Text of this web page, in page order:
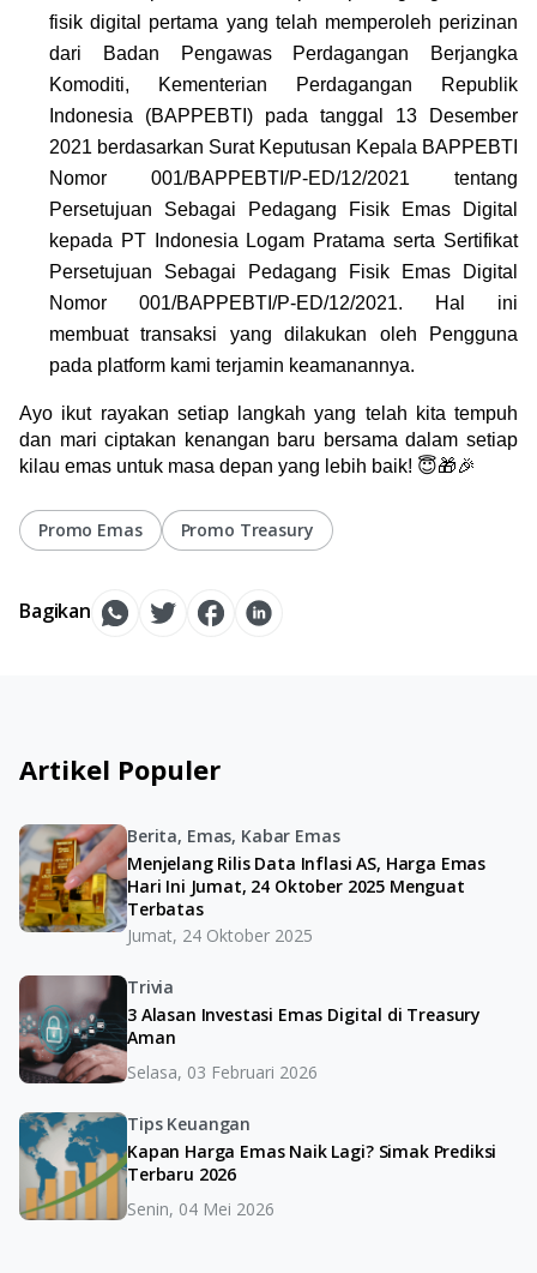
fisik digital pertama yang telah memperoleh perizinan
dari Badan Pengawas Perdagangan Berjangka
Komoditi, Kementerian Perdagangan Republik
Indonesia (BAPPEBTI) pada tanggal 13 Desember
2021 berdasarkan Surat Keputusan Kepala BAPPEBTI
Nomor 001/BAPPEBTI/P-ED/12/2021 tentang
Persetujuan Sebagai Pedagang Fisik Emas Digital
kepada PT Indonesia Logam Pratama serta Sertifikat
Persetujuan Sebagai Pedagang Fisik Emas Digital
Nomor 001/BAPPEBTI/P-ED/12/2021. Hal ini
membuat transaksi yang dilakukan oleh Pengguna
pada platform kami terjamin keamanannya.
Ayo ikut rayakan setiap langkah yang telah kita tempuh
dan mari ciptakan kenangan baru bersama dalam setiap
kilau emas untuk masa depan yang lebih baik! 😇🎁🎉
Promo Emas Promo Treasury
Bagikan
Artikel Populer
Berita, Emas, Kabar Emas
Menjelang Rilis Data Inflasi AS, Harga Emas
Hari Ini Jumat, 24 Oktober 2025 Menguat
Terbatas
Jumat, 24 Oktober 2025
Trivia
3 Alasan Investasi Emas Digital di Treasury
Aman
Selasa, 03 Februari 2026
Tips Keuangan
Kapan Harga Emas Naik Lagi? Simak Prediksi
Terbaru 2026
Senin, 04 Mei 2026